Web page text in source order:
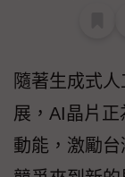
隨著生成式
展，AI晶片
動能，激勵